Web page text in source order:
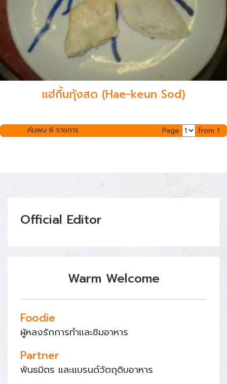
แฮ่กึ้นกุ้งสด (Hae-keun Sod)
ค้นพบ 6 รายการ Page from 1
Official Editor
Warm Welcome
Foodie
ผู้หลงรักการทำและชิมอาหาร
Partner
พันธมิตร และแบรนด์วัตถุดิบอาหาร